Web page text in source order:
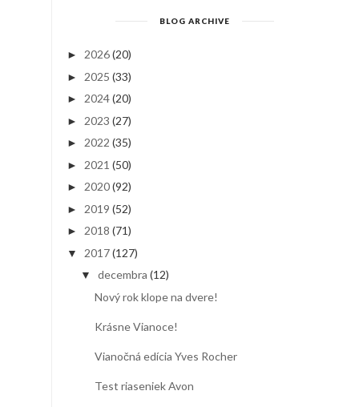
BLOG ARCHIVE
► 2026(20)
► 2025 (33)
► 2024(20)
► 2023 (27)
► 2022 (35)
► 2021 (50)
► 2020(92)
► 2019 (52)
► 2018 (71)
▼ 2017(127)
▼ decembra (12)
Nový rok klope na dvere!
Krásne Vianoce!
Vianočná edícia Yves Rocher
Test riaseniek Avon